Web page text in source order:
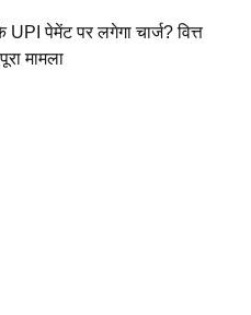
पेमेंट पर लगेगा चार्ज? वित्त
मामला